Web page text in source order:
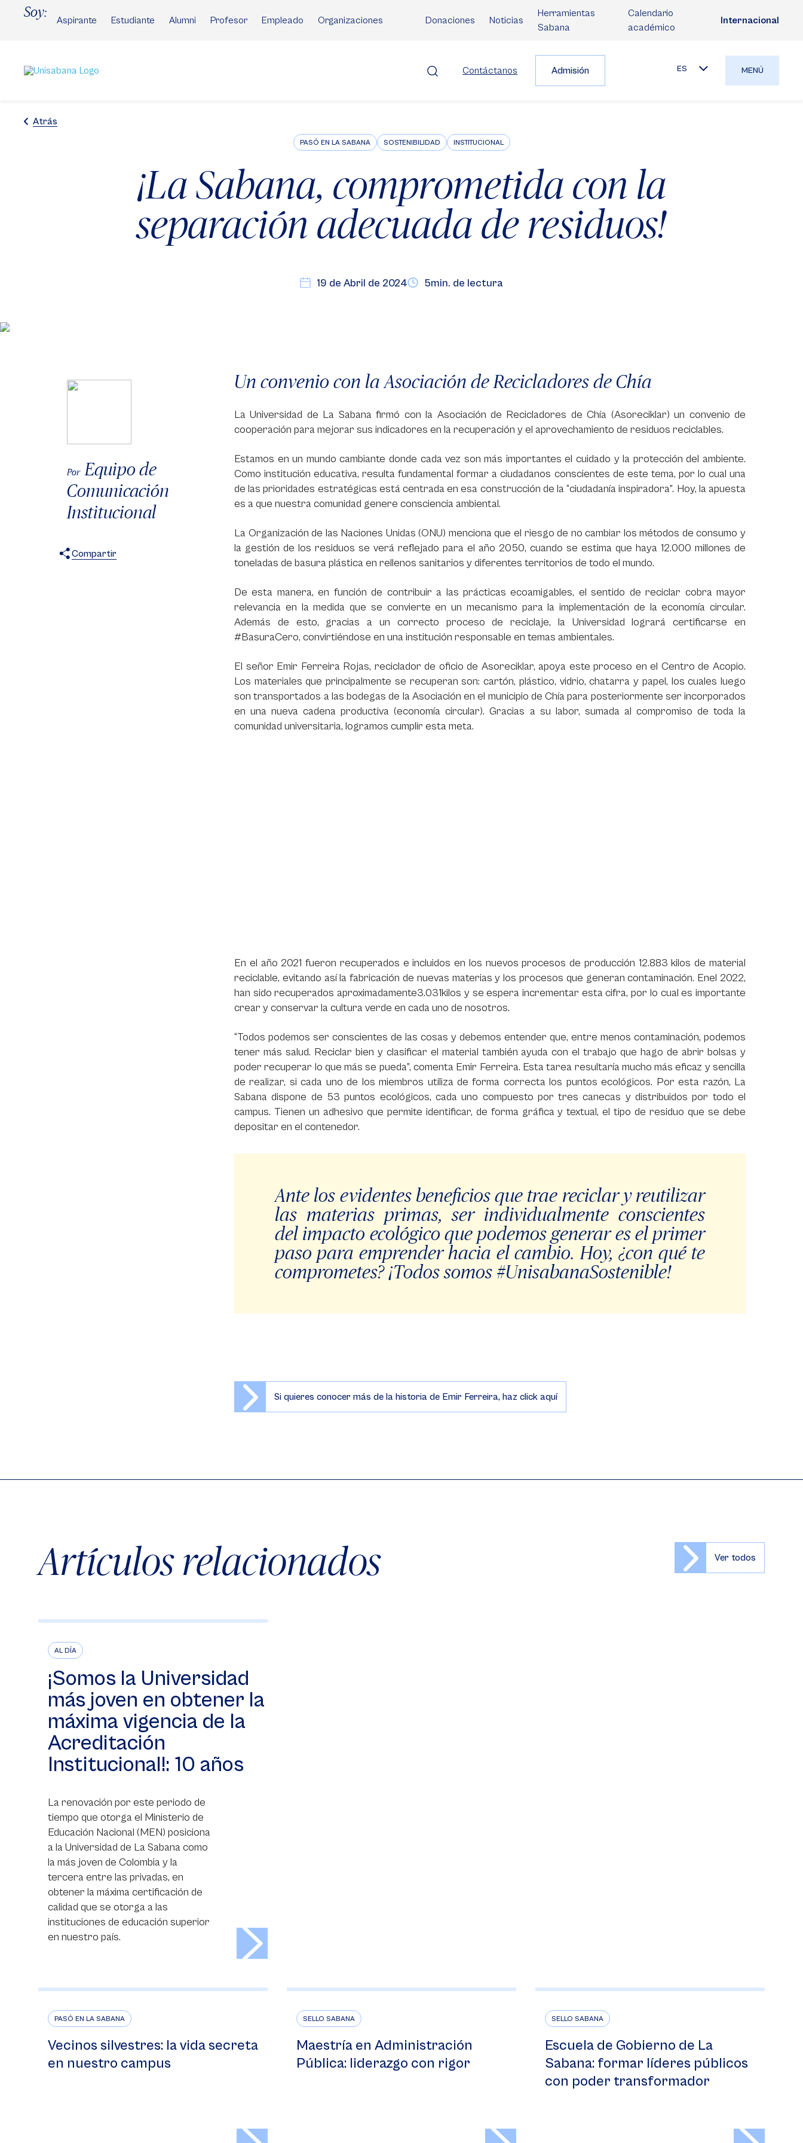
Soy:
Aspirante Estudiante Alumni Profesor Empleado Organizaciones Donaciones Noticias
Herramientas
Sabana
Calendario
académico
Internacional
Contáctanos Admisión ES MENÚ
Atrás
PASÓ EN LA SABANA SOSTENIBILIDAD INSTITUCIONAL
¡La Sabana, comprometida con la
separación adecuada de residuos!
19 de Abril de 2024 5min. de lectura
Por Equipo de
Comunicación
Institucional
Compartir
Un convenio con la Asociación de Recicladores de Chía
La Universidad de La Sabana firmó con la Asociación de Recicladores de Chía (Asoreciklar) un convenio de
cooperación para mejorar sus indicadores en la recuperación y el aprovechamiento de residuos reciclables.
Estamos en un mundo cambiante donde cada vez son más importantes el cuidado y la protección del ambiente.
Como institución educativa, resulta fundamental formar a ciudadanos conscientes de este tema, por lo cual una
de las prioridades estratégicas está centrada en esa construcción de la “ciudadanía inspiradora”. Hoy, la apuesta
es a que nuestra comunidad genere consciencia ambiental.
La Organización de las Naciones Unidas (ONU) menciona que el riesgo de no cambiar los métodos de consumo y
la gestión de los residuos se verá reflejado para el año 2050, cuando se estima que haya 12.000 millones de
toneladas de basura plástica en rellenos sanitarios y diferentes territorios de todo el mundo.
De esta manera, en función de contribuir a las prácticas ecoamigables, el sentido de reciclar cobra mayor
relevancia en la medida que se convierte en un mecanismo para la implementación de la economía circular.
Además de esto, gracias a un correcto proceso de reciclaje, la Universidad logrará certificarse en
#BasuraCero, convirtiéndose en una institución responsable en temas ambientales.
El señor Emir Ferreira Rojas, reciclador de oficio de Asoreciklar, apoya este proceso en el Centro de Acopio.
Los materiales que principalmente se recuperan son: cartón, plástico, vidrio, chatarra y papel, los cuales luego
son transportados a las bodegas de la Asociación en el municipio de Chía para posteriormente ser incorporados
en una nueva cadena productiva (economía circular). Gracias a su labor, sumada al compromiso de toda la
comunidad universitaria, logramos cumplir esta meta.
En el año 2021 fueron recuperados e incluidos en los nuevos procesos de producción 12.883 kilos de material
reciclable, evitando así la fabricación de nuevas materias y los procesos que generan contaminación. Enel 2022,
han sido recuperados aproximadamente3.031kilos y se espera incrementar esta cifra, por lo cual es importante
crear y conservar la cultura verde en cada uno de nosotros.
“Todos podemos ser conscientes de las cosas y debemos entender que, entre menos contaminación, podemos
tener más salud. Reciclar bien y clasificar el material también ayuda con el trabajo que hago de abrir bolsas y
poder recuperar lo que más se pueda”, comenta Emir Ferreira. Esta tarea resultaría mucho más eficaz y sencilla
de realizar, si cada uno de los miembros utiliza de forma correcta los puntos ecológicos. Por esta razón, La
Sabana dispone de 53 puntos ecológicos, cada uno compuesto por tres canecas y distribuidos por todo el
campus. Tienen un adhesivo que permite identificar, de forma gráfica y textual, el tipo de residuo que se debe
depositar en el contenedor.
Ante los evidentes beneficios que trae reciclar y reutilizar
las materias primas, ser individualmente conscientes
del impacto ecológico que podemos generar es el primer
paso para emprender hacia el cambio. Hoy, ¿con qué te
comprometes? ¡Todos somos #UnisabanaSostenible!
Si quieres conocer más de la historia de Emir Ferreira, haz click aquí
Artículos relacionados Ver todos
AL DÍA
¡Somos la Universidad
más joven en obtener la
máxima vigencia de la
Acreditación
Institucional!: 10 años
La renovación por este periodo de
tiempo que otorga el Ministerio de
Educación Nacional (MEN) posiciona
a la Universidad de La Sabana como
la más joven de Colombia y la
tercera entre las privadas, en
obtener la máxima certificación de
calidad que se otorga a las
instituciones de educación superior
en nuestro país.
PASÓ EN LA SABANA
Vecinos silvestres: la vida secreta
en nuestro campus
SELLO SABANA
Maestría en Administración
Pública: liderazgo con rigor
SELLO SABANA
Escuela de Gobierno de La
Sabana: formar líderes públicos
con poder transformador